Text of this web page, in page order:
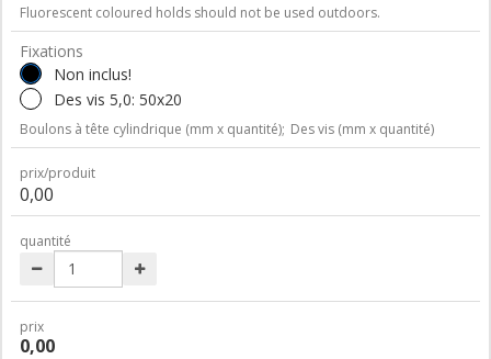
Fluorescent coloured holds should not be used outdoors.
Fixations
Non inclus!
Des vis 5,0: 50x20
Boulons à tête cylindrique (mm x quantité); Des vis (mm x quantité)
prix/produit
0,00
quantité
prix
0,00